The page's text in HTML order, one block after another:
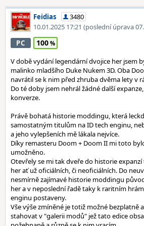
Feidias
3480
10.01.2025 17:21 (poslední úprava
PC
100
V době vydání legendární dvojice her jsem
malinko mladšího Duke Nukem 3D. Oba
navrátil se k nim před zhruba dvěma lety v
Do té doby jsem nehrál žádné další
konverze.
Právě bohatá historie moddingu, která
samostatným titulům na ID tech enginu,
a jeho vylepšeních mě lákala nejvíce.
Díky remasteru Doom + Doom II mi toto
umožněno.
Otevřely se mi tak dveře do historie
her ať už oficiálních, či neoficiálních. Do
nesmírně zajímavé historie moddingu
her a v neposlední řadě taky k raritním
enginu postaveny.
Vše výše zmíněné je totiž možné bezplatně
stahovat v "galerii modů" jež tato edice